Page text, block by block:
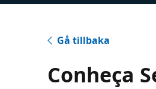
Gå tillbaka
Conheça